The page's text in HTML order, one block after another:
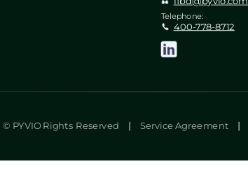
Telephone:
400-778-8712
© PYVIO Rights Reserved | Service Agreement |